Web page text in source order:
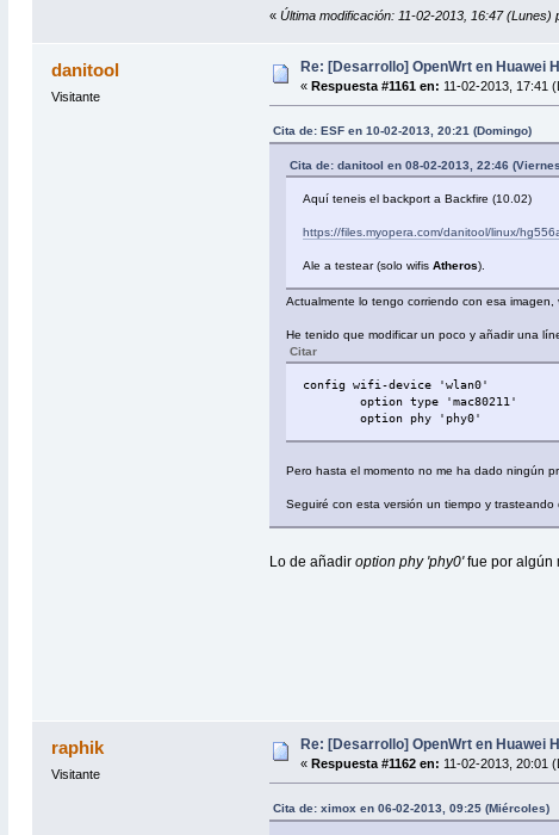
«Última modificación: 11-02-2013, 16:47 (Lunes)
danitool
Visitante
Re: [Desarrollo] OpenWrt en Huawei
« Respuesta #1161 en: 11-02-2013, 17:41
Cita de: ESF en 10-02-2013, 20:21 (Domingo)
Cita de: danitool en 08-02-2013, 22:46
Aquí teneis el backport a Backfire (10.02)
https://files.myopera.com/danitool/linux/
Ale a testear (solo wifisAtheros).
Actualmente lo tengo corriendo con esa imagen,
He tenido que modificar un poco y añadir una
Citar
config wifi-device 'wlan0'
option type 'mac80211'
option phy 'phy0'
Pero hasta el momento no me ha dado ningún
Seguiré con esta versión un tiempo y
Lo de añadiroption phy 'phy0'fue por algún
raphik
Visitante
Re: [Desarrollo] OpenWrt en Huawei
« Respuesta #1162 en: 11-02-2013, 20:01
Cita de: ximox en 06-02-2013, 09:25 (Miércoles)